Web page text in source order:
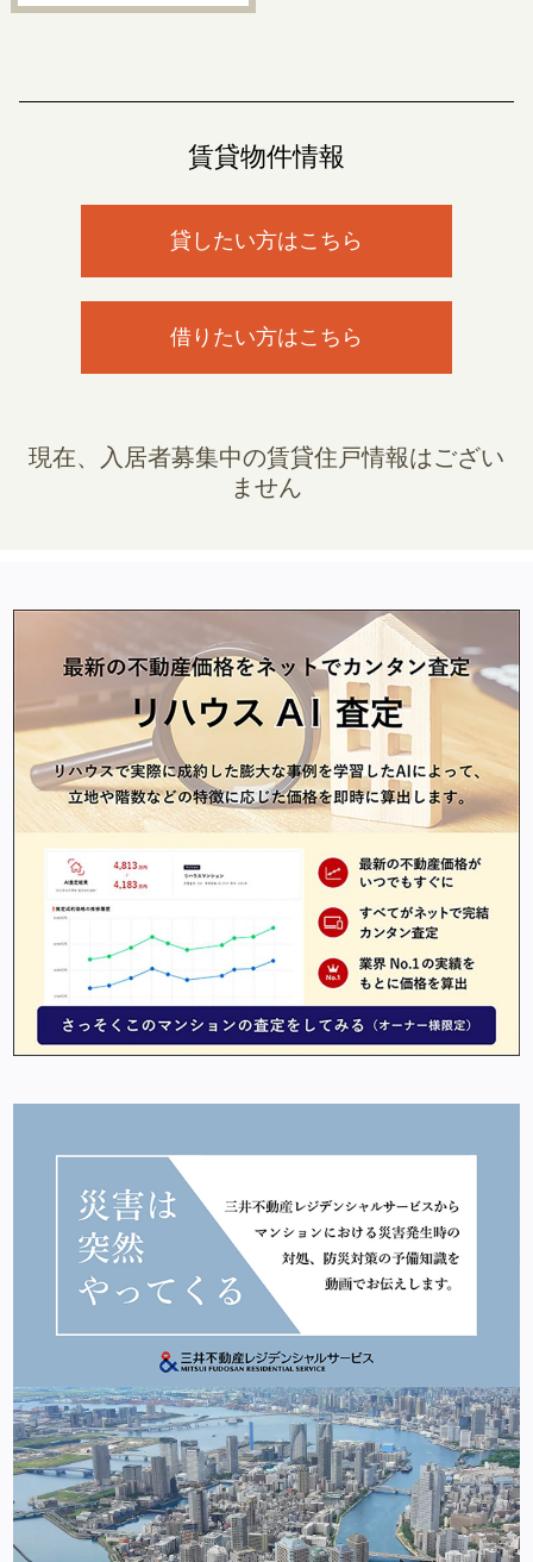
賃貸物件情報
貸したい方はこちら
借りたい方はこちら
現在、入居者募集中の賃貸住戸情報はござい
ません